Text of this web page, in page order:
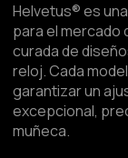
Helvetus® es
para el
curada de
reloj. Cada
garantizar un
excepcional,
muñeca.